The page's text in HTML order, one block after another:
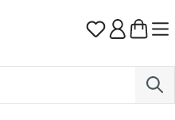
Du hast 0